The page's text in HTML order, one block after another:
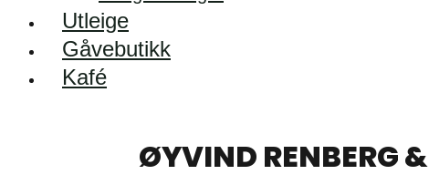
Utleige
Gåvebutikk
Kafé
ØYVIND RENBERG